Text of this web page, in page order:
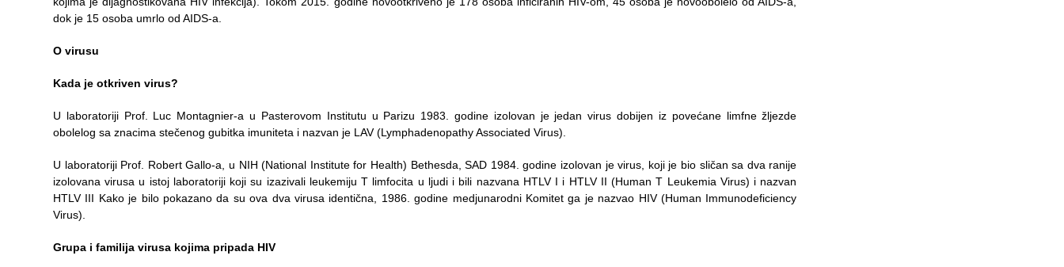
dok je 15 osoba umrlo od AIDS-a.
O virusu
Kada je otkriven virus?
U laboratoriji Prof. Luc Montagnier-a u Pasterovom Institutu u Parizu 1983. godine izolovan je jedan virus dobijen iz povećane limfne žljezde
obolelog sa znacima stečenog gubitka imuniteta i nazvan je LAV (Lymphadenopathy Associated Virus).
U laboratoriji Prof. Robert Gallo-a, u NIH (National Institute for Health) Bethesda, SAD 1984. godine izolovan je virus, koji je bio sličan sa dva ranije
izolovana virusa u istoj laboratoriji koji su izazivali leukemiju T limfocita u ljudi i bili nazvana HTLV I i HTLV II (Human T Leukemia Virus) i nazvan
HTLV III Kako je bilo pokazano da su ova dva virusa identična, 1986. godine medjunarodni Komitet ga je nazvao HIV (Human Immunodeficiency
Virus).
Grupa i familija virusa kojima pripada HIV
ЗАПОСЛЕНЕ
KONKURSI
PREGLEDA